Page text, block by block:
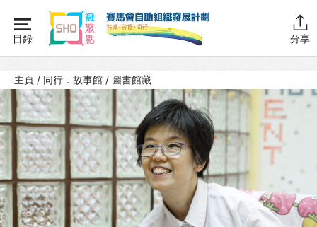
content
目錄 分享
主頁
同行學堂
同行故事館
計劃簡介
圖書館藏
活動花絮
主頁 / 同行．故事館 / 圖書館藏